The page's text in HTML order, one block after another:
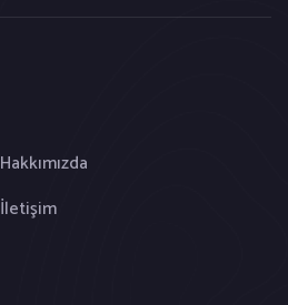
Hakkımızda
İletişim